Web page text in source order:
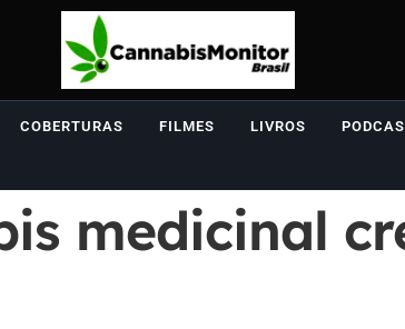
COBERTURAS FILMES LIVROS
medicinal